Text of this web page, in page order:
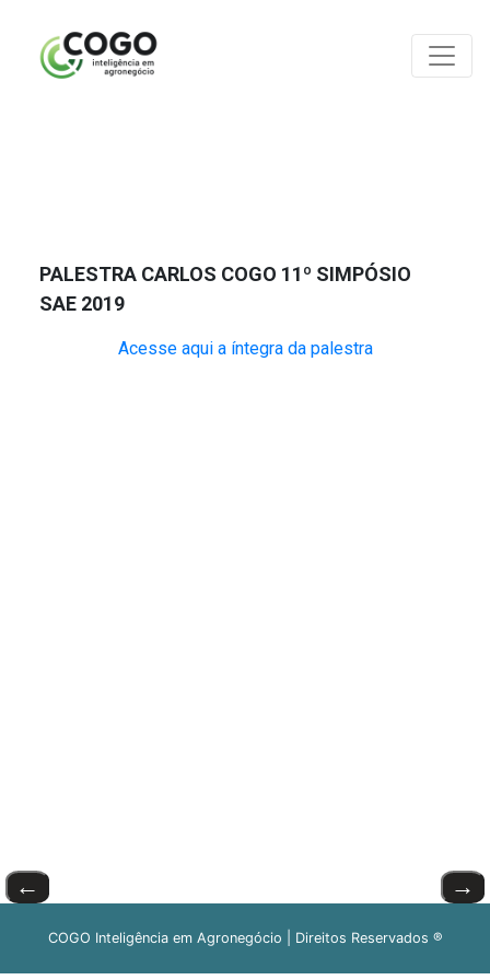
PALESTRA CARLOS COGO 11º SIMPÓSIO
SAE 2019
Acesse aqui a íntegra da palestra
← →
COGO Inteligência em Agronegócio | Direitos Reservados ®